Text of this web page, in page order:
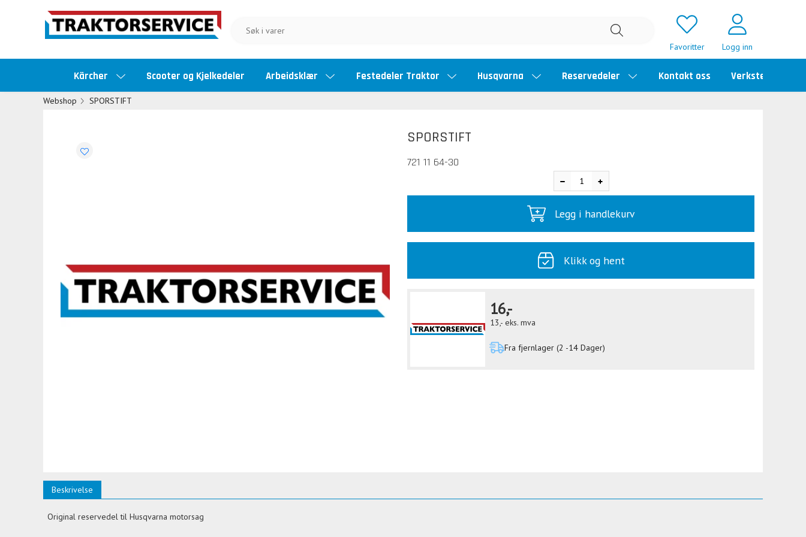
Favoritter Logg inn
Kärcher Scooter og Kjelkedeler Arbeidsklær Festedeler Traktor Husqvarna Reservedeler Kontakt oss Verkstedtime
Webshop SPORSTIFT
SPORSTIFT
721 11 64-30
Legg i handlekurv
Klikk og hent
16,-
13,- eks. mva
Fra fjernlager (2 -14 Dager)
Beskrivelse
Original reservedel til Husqvarna motorsag